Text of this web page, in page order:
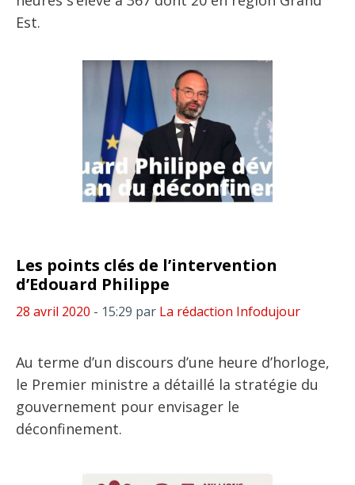
Est.
Les points clés de l’intervention
d’Edouard Philippe
28 avril 2020 - 15:29 par La rédaction Infodujour
Au terme d’un discours d’une heure d’horloge,
le Premier ministre a détaillé la stratégie du
gouvernement pour envisager le
déconfinement.